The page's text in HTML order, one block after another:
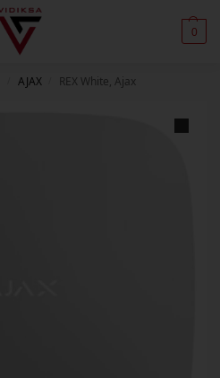
0
AJAX REX White, Ajax